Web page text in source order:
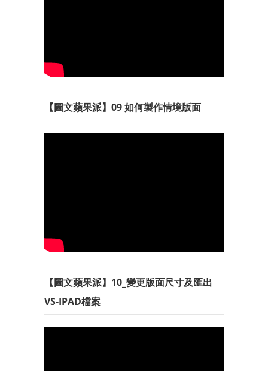
【圖文蘋果派】09 如何製作情境版面
【圖文蘋果派】10_變更版面尺寸及匯出
VS-IPAD檔案